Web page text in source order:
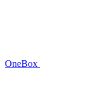
OneBox